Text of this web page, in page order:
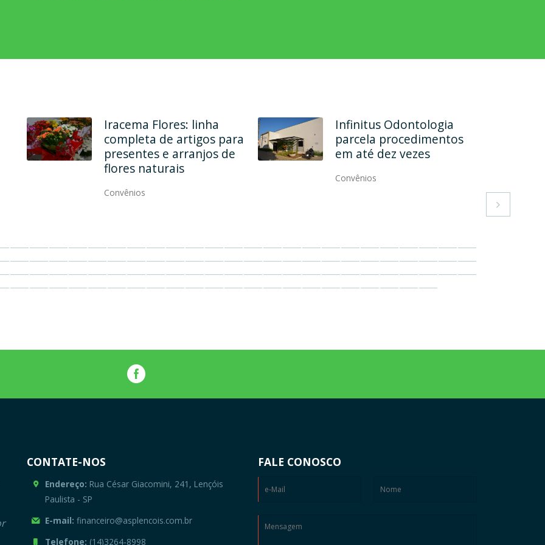
Em dois endereços, Ana
Maria Modas une
qualidade, elegância e
modernidade
Convênios
Rehab Odontologia
Especializada formaliza
convênio
Convênios

CONTATE-NOS
Endereço: Rua César Giacomini, 241, Lençóis
Paulista - SP
E-mail: financeiro@asplencois.com.br
Telefone: (14)3264-8998
FALE CONOSCO